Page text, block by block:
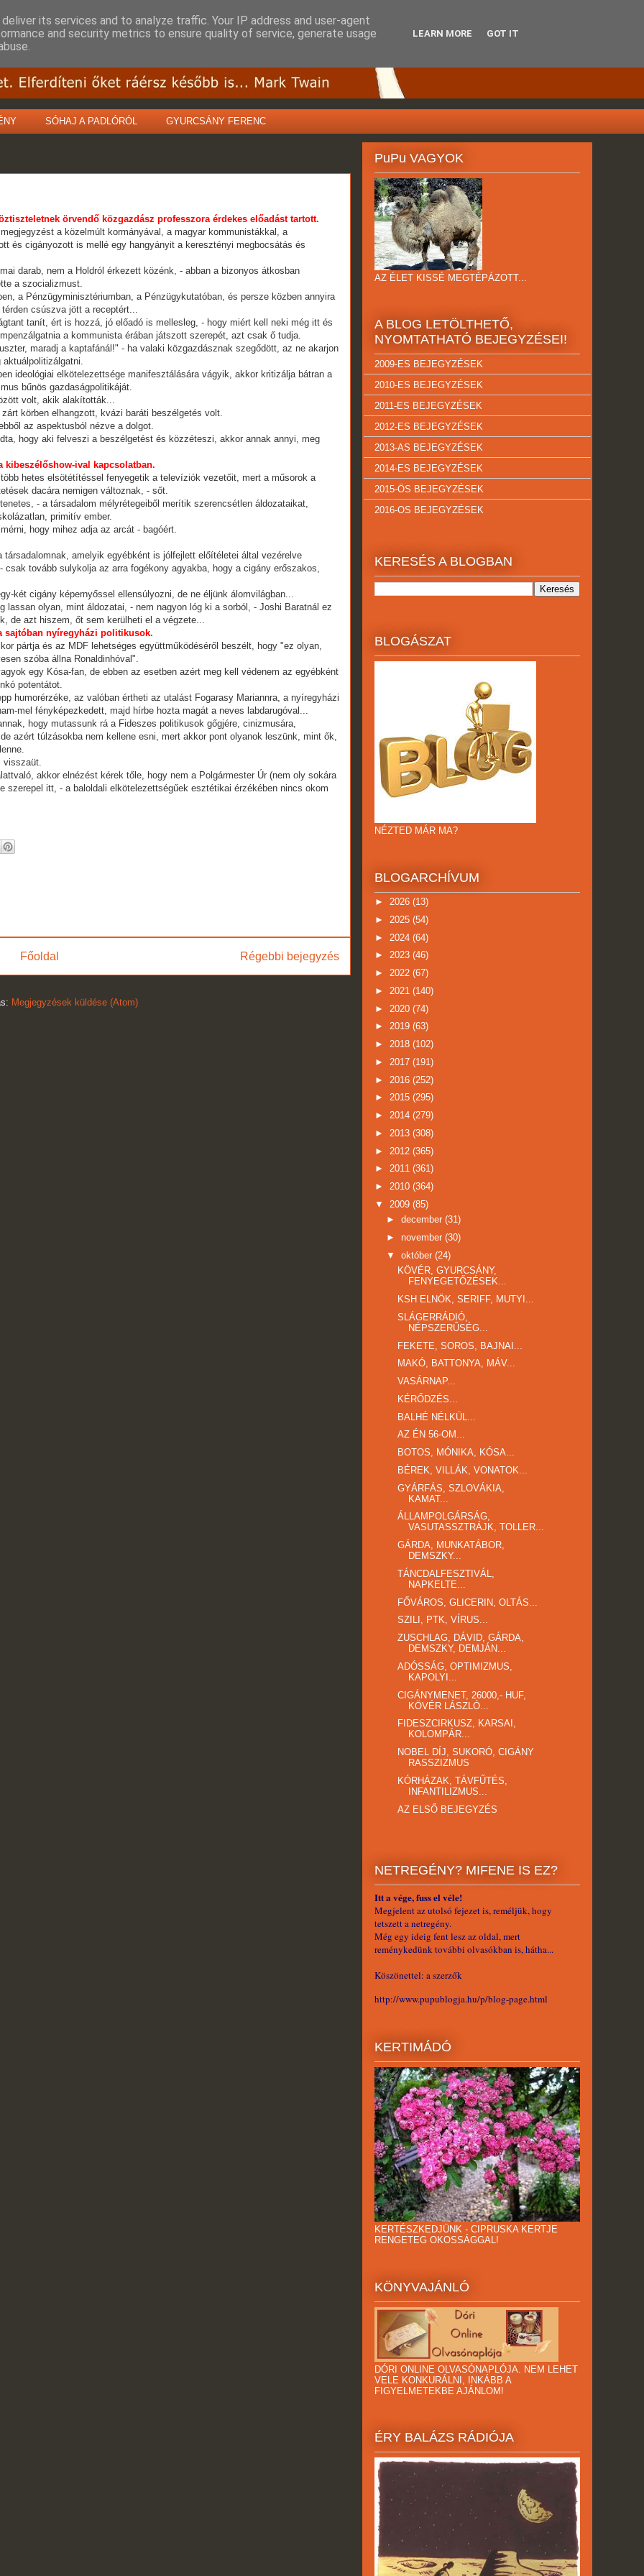
SÓHAJ A PADLÓRÓL GYURCSÁNY FERENC
örvendő közgazdász professzora érdekes előadást tartott.
a közelmúlt kormányával, a magyar kommunistákkal, a
és cigányozott is mellé egy hangyányit a keresztényi megbocsátás és
darab, nem a Holdról érkezett közénk, - abban a bizonyos átkosban
a szocializmust.
a Pénzügyminisztériumban, a Pénzügykutatóban, és persze közben annyira
csúszva jött a receptért...
tanít, ért is hozzá, jó előadó is mellesleg, - hogy miért kell neki még itt és
a kommunista érában játszott szerepét, azt csak ő tudja.
maradj a kaptafánál!" - ha valaki közgazdásznak szegődött, az ne akarjon
ideológiai elkötelezettsége manifesztálására vágyik, akkor kritizálja bátran a
bűnös gazdaságpolitikáját.
volt, akik alakították...
körben elhangzott, kvázi baráti beszélgetés volt.
az aspektusból nézve a dolgot.
hogy aki felveszi a beszélgetést és közzéteszi, akkor annak annyi, meg
kibeszélőshow-ival kapcsolatban.
hetes elsötétítéssel fenyegetik a televíziók vezetőit, mert a műsorok a
dacára nemigen változnak, - sőt.
- a társadalom mélyrétegeiből merítik szerencsétlen áldozataikat,
primitív ember.
hogy mihez adja az arcát - bagóért.
társadalomnak, amelyik egyébként is jólfejlett előítéletei által vezérelve
csak tovább sulykolja az arra fogékony agyakba, hogy a cigány erőszakos,
két cigány képernyőssel ellensúlyozni, de ne éljünk álomvilágban...
lassan olyan, mint áldozatai, - nem nagyon lóg ki a sorból, - Joshi Baratnál ez
de azt hiszem, őt sem kerülheti el a végzete...
sajtóban nyíregyházi politikusok.
pártja és az MDF lehetséges együttműködéséről beszélt, hogy "ez olyan,
szóba állna Ronaldinhóval".
egy Kósa-fan, de ebben az esetben azért meg kell védenem az egyébként
potentátot.
humorérzéke, az valóban értheti az utalást Fogarasy Mariannra, a nyíregyházi
mel fényképezkedett, majd hírbe hozta magát a neves labdarugóval...
hogy mutassunk rá a Fideszes politikusok gőgjére, cinizmusára,
azért túlzásokba nem kellene esni, mert akkor pont olyanok leszünk, mint ők,
akkor elnézést kérek tőle, hogy nem a Polgármester Úr (nem oly sokára
szerepel itt, - a baloldali elkötelezettségűek esztétikai érzékében nincs okom
Régebbi bejegyzés
Főoldal
Megjegyzések küldése (Atom)
PuPu VAGYOK
AZ ÉLET KISSÉ MEGTÉPÁZOTT...
A BLOG LETÖLTHETŐ,
NYOMTATHATÓ BEJEGYZÉSEI!
2009-ES BEJEGYZÉSEK
2010-ES BEJEGYZÉSEK
2011-ES BEJEGYZÉSEK
2012-ES BEJEGYZÉSEK
2013-AS BEJEGYZÉSEK
2014-ES BEJEGYZÉSEK
2015-ÖS BEJEGYZÉSEK
2016-OS BEJEGYZÉSEK
KERESÉS A BLOGBAN
BLOGÁSZAT
NÉZTED MÁR MA?
BLOGARCHÍVUM
► 2026 (13)
► 2025 (54)
► 2024 (64)
► 2023 (46)
► 2022 (67)
► 2021 (140)
► 2020 (74)
► 2019 (63)
► 2018 (102)
► 2017 (191)
► 2016 (252)
► 2015 (295)
► 2014 (279)
► 2013 (308)
► 2012 (365)
► 2011 (361)
► 2010 (364)
▼ 2009 (85)
► december (31)
► november (30)
▼ október (24)
KÖVÉR, GYURCSÁNY,
FENYEGETŐZÉSEK...
KSH ELNÖK, SERIFF, MUTYI...
SLÁGERRÁDIÓ,
NÉPSZERŰSÉG...
FEKETE, SOROS, BAJNAI...
MAKÓ, BATTONYA, MÁV...
VASÁRNAP...
KÉRŐDZÉS...
BALHÉ NÉLKÜL...
AZ ÉN 56-OM...
BOTOS, MÓNIKA, KÓSA...
BÉREK, VILLÁK, VONATOK...
GYÁRFÁS, SZLOVÁKIA,
KAMAT...
ÁLLAMPOLGÁRSÁG,
VASUTASSZTRÁJK, TOLLER...
GÁRDA, MUNKATÁBOR,
DEMSZKY...
TÁNCDALFESZTIVÁL,
NAPKELTE...
FŐVÁROS, GLICERIN, OLTÁS...
SZILI, PTK, VÍRUS...
ZUSCHLAG, DÁVID, GÁRDA,
DEMSZKY, DEMJÁN...
ADÓSSÁG, OPTIMIZMUS,
KAPOLYI...
CIGÁNYMENET, 26000,- HUF,
KÖVÉR LÁSZLÓ...
FIDESZCIRKUSZ, KARSAI,
KOLOMPÁR...
NOBEL DÍJ, SUKORÓ, CIGÁNY
RASSZIZMUS
KÓRHÁZAK, TÁVFŰTÉS,
INFANTILIZMUS...
AZ ELSŐ BEJEGYZÉS
NETREGÉNY? MIFENE IS EZ?
Itt a vége, fuss el véle!
Megjelent az utolsó fejezet is, reméljük, hogy
tetszett a netregény.
Még egy ideig fent lesz az oldal, mert
reménykedünk további olvasókban is, hátha...
Köszönettel: a szerzők
http://www.pupublogja.hu/p/blog-page.html
KERTIMÁDÓ
KERTÉSZKEDJÜNK - CIPRUSKA KERTJE
RENGETEG OKOSSÁGGAL!
KÖNYVAJÁNLÓ
DÓRI ONLINE OLVASÓNAPLÓJA. NEM LEHET
VELE KONKURÁLNI, INKÁBB A
FIGYELMETEKBE AJÁNLOM!
ÉRY BALÁZS RÁDIÓJA
its services and to analyze traffic. Your IP address and user-agent
and security metrics to ensure quality of service, generate usage
LEARN MORE GOT IT